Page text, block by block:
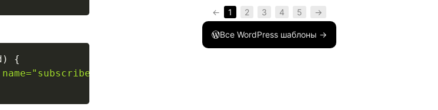
)
{
Я хочу получать уведомления о новых комментариях</p>'
← 1 2 3 4 5 →
Все WordPress шаблоны →